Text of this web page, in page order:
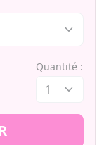
Quantité :